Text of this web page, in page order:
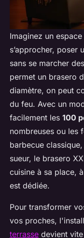
Imaginez un
s’approcher, poser
sans se marcher
permet un brasero
diamètre, on peut
du feu. Avec un
facilement les 100
nombreuses ou les
barbecue
sueur, le brasero
cuisine à sa place,
est dédiée.
Pour transformer
vos proches,
terrasse devient